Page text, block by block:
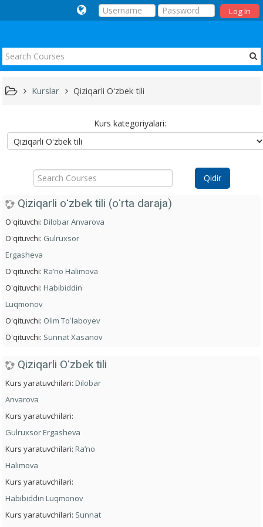
Log In
Kurslar Qiziqarli Oʻzbek tili
Kurs kategoriyalari:
Search
Courses
Qidir
Qiziqarli oʻzbek tili (oʻrta daraja)
O'qituvchi:Dilobar Anvarova
O'qituvchi: Gulruxsor
Ergasheva
O'qituvchi:Ra’no Halimova
O'qituvchi:Habibiddin
Luqmonov
O'qituvchi: Olim Toʻlaboyev
O'qituvchi: Sunnat Xasanov
Qiziqarli Oʻzbek tili
Kurs yaratuvchilari:Dilobar
Anvarova
Kurs yaratuvchilari:
Gulruxsor Ergasheva
Kurs yaratuvchilari:Ra’no
Halimova
Kurs yaratuvchilari:
Habibiddin Luqmonov
Kurs yaratuvchilari: Sunnat